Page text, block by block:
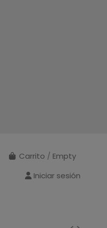
Carrito / Empty
Iniciar sesión